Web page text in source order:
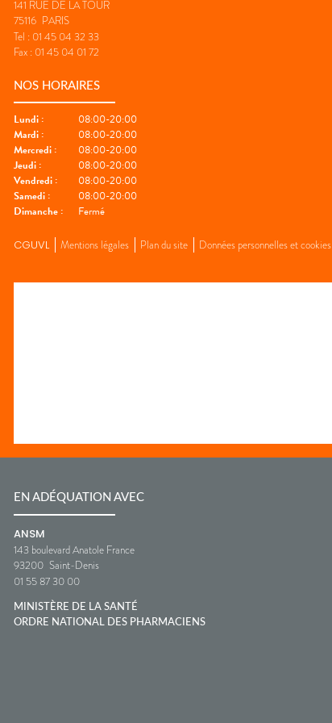
141 RUE DE LA TOUR
75116 PARIS
Tel : 01 45 04 32 33
Fax : 01 45 04 01 72
NOS HORAIRES
Lundi :
08:00-20:00
Mardi :
08:00-20:00
Mercredi :
08:00-20:00
Jeudi :
08:00-20:00
Vendredi :
08:00-20:00
Samedi :
08:00-20:00
Dimanche : Fermé
CGUVL Mentions légales Plan du site Données personnelles et cookies
EN ADÉQUATION AVEC
ANSM
143 boulevard Anatole France
93200 Saint-Denis
01 55 87 30 00
MINISTÈRE DE LA SANTÉ
ORDRE NATIONAL DES PHARMACIENS